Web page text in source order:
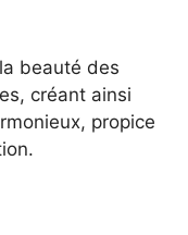
beauté des
créant ainsi
propice